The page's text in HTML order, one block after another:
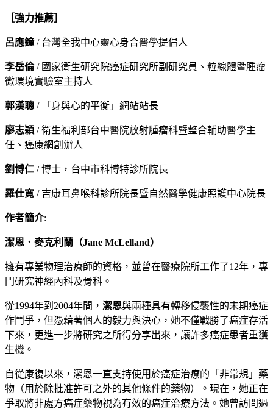
［強力推薦］
呂應鐘/ 台灣全我中心靈心身合醫學提倡人
李岳倫/ 國家衛生研究院癌症研究所副研究員、粒線體暨腫瘤
微環境實驗室主持人
郭漢聰 / 「身與心的平衡」網站站長
廖志穎 / 衛生福利部台中醫院放射腫瘤科暨整合輔助醫學主
任、癌康網創辦人
劉博仁 / 博士，台中市科博特診所院長
羅仕寬 / 吉康耳鼻喉科診所院長暨自然醫學健康照護中心院長
作者簡介:
潔恩．麥克利蘭 （Jane McLelland）
擁有專業物理治療師的資格，並曾在醫療院所工作了12年，專
門研究神經內科及骨科。
從1994年到2004年間， 潔恩與兩種具有轉移侵襲性的末期癌症
作鬥爭，但憑藉著個人的毅力與決心，她不僅戰勝了癌症存活
下來，更進一步將研究之所得分享出來，讓許多癌症患者重獲
生機。
自從康復以來，潔恩一直支持使用於癌症治療的「非常規」藥
物（用於除批准許可之外的其他條件的藥物）。現在，她正在
爭取將非處方癌症藥物視為有效的癌症治療方法。她曾訪問過